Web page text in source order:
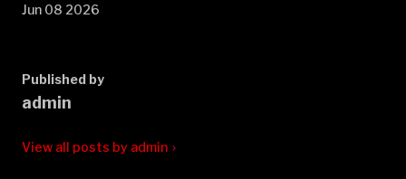
Jun 08 2026
Published by
admin
View all posts by admin